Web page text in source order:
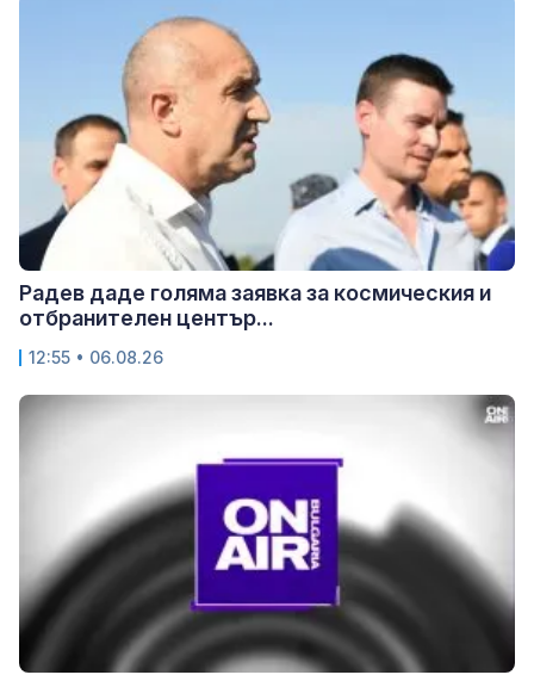
Радев даде голяма заявка за космическия и
отбранителен център...
12:55 • 06.08.26